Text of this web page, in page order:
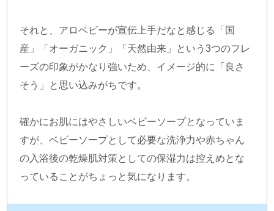
それと、アロベビーが宣伝上手だなと感じる「国
産」「オーガニック」「天然由来」という3つのフレ
ーズの印象がかなり強いため、イメージ的に「良さ
そう」と思い込みがちです。
確かにお肌にはやさしいベビーソープとなっていま
すが、ベビーソープとして必要な洗浄力や赤ちゃん
の入浴後の乾燥肌対策としての保湿力は控えめとな
っていることがちょっと気になります。